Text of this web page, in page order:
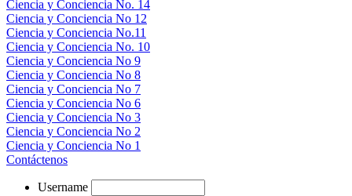
Ciencia y Conciencia No. 14
Ciencia y Conciencia No 12
Ciencia y Conciencia No.11
Ciencia y Conciencia No. 10
Ciencia y Conciencia No 9
Ciencia y Conciencia No 8
Ciencia y Conciencia No 7
Ciencia y Conciencia No 6
Ciencia y Conciencia No 3
Ciencia y Conciencia No 2
Ciencia y Conciencia No 1
Contáctenos
Username